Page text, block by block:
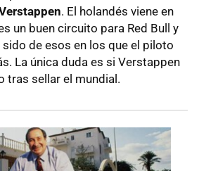
. El holandés viene en
un buen circuito para Red Bull y
de esos en los que el piloto
La única duda es si Verstappen
tras sellar el mundial.